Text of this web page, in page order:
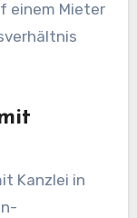
einem Mieter
Kanzlei in